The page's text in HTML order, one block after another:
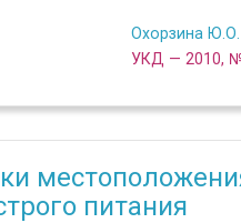
Охорзина Ю.О.
УКД — 2010,
питания